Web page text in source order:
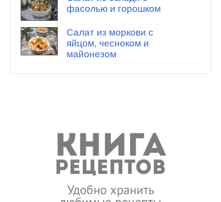
фасолью и горошком
Салат из моркови с
яйцом, чесноком и
майонезом